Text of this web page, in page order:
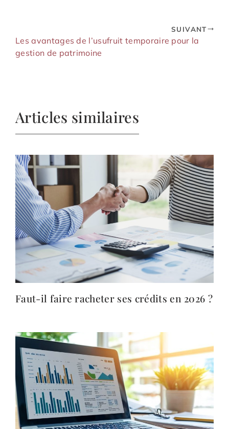
SUIVANT
Les avantages de l’usufruit temporaire pour la
gestion de patrimoine
Articles similaires
Faut-il faire racheter ses crédits en 2026 ?